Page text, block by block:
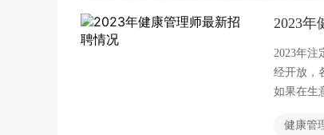
2023年
2023年注
经开放，
如果在生
健康管